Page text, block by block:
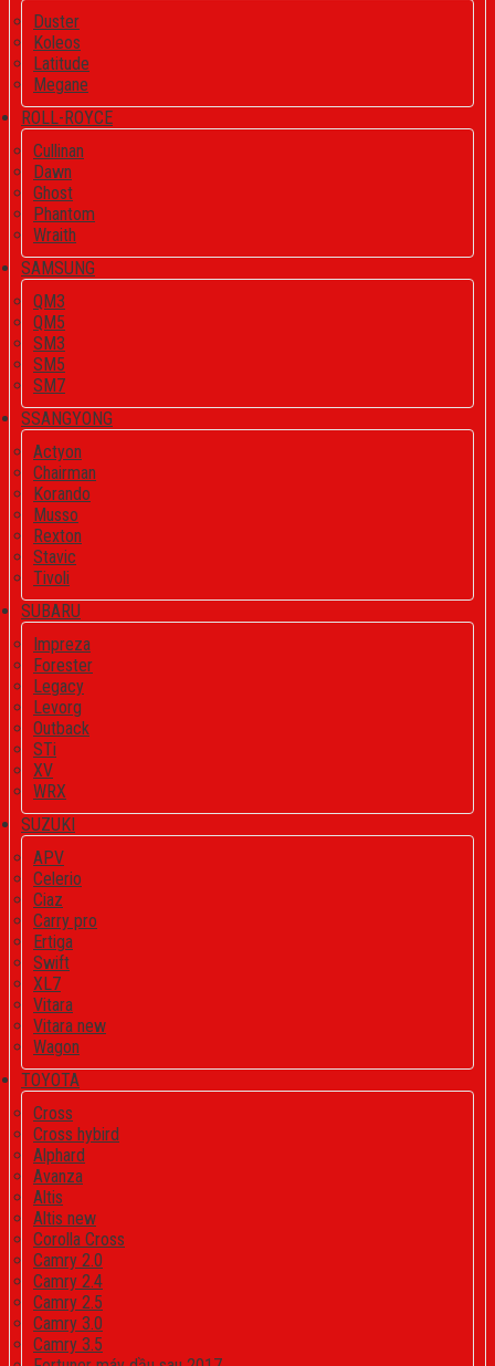
Duster
Koleos
Latitude
Megane
ROLL-ROYCE
Cullinan
Dawn
Ghost
Phantom
Wraith
SAMSUNG
QM3
QM5
SM3
SM5
SM7
SSANGYONG
Actyon
Chairman
Korando
Musso
Rexton
Stavic
Tivoli
SUBARU
Impreza
Forester
Legacy
Levorg
Outback
STi
XV
WRX
SUZUKI
APV
Celerio
Ciaz
Carry pro
Ertiga
Swift
XL7
Vitara
Vitara new
Wagon
TOYOTA
Cross
Cross hybird
Alphard
Avanza
Altis
Altis new
Corolla Cross
Camry 2.0
Camry 2.4
Camry 2.5
Camry 3.0
Camry 3.5